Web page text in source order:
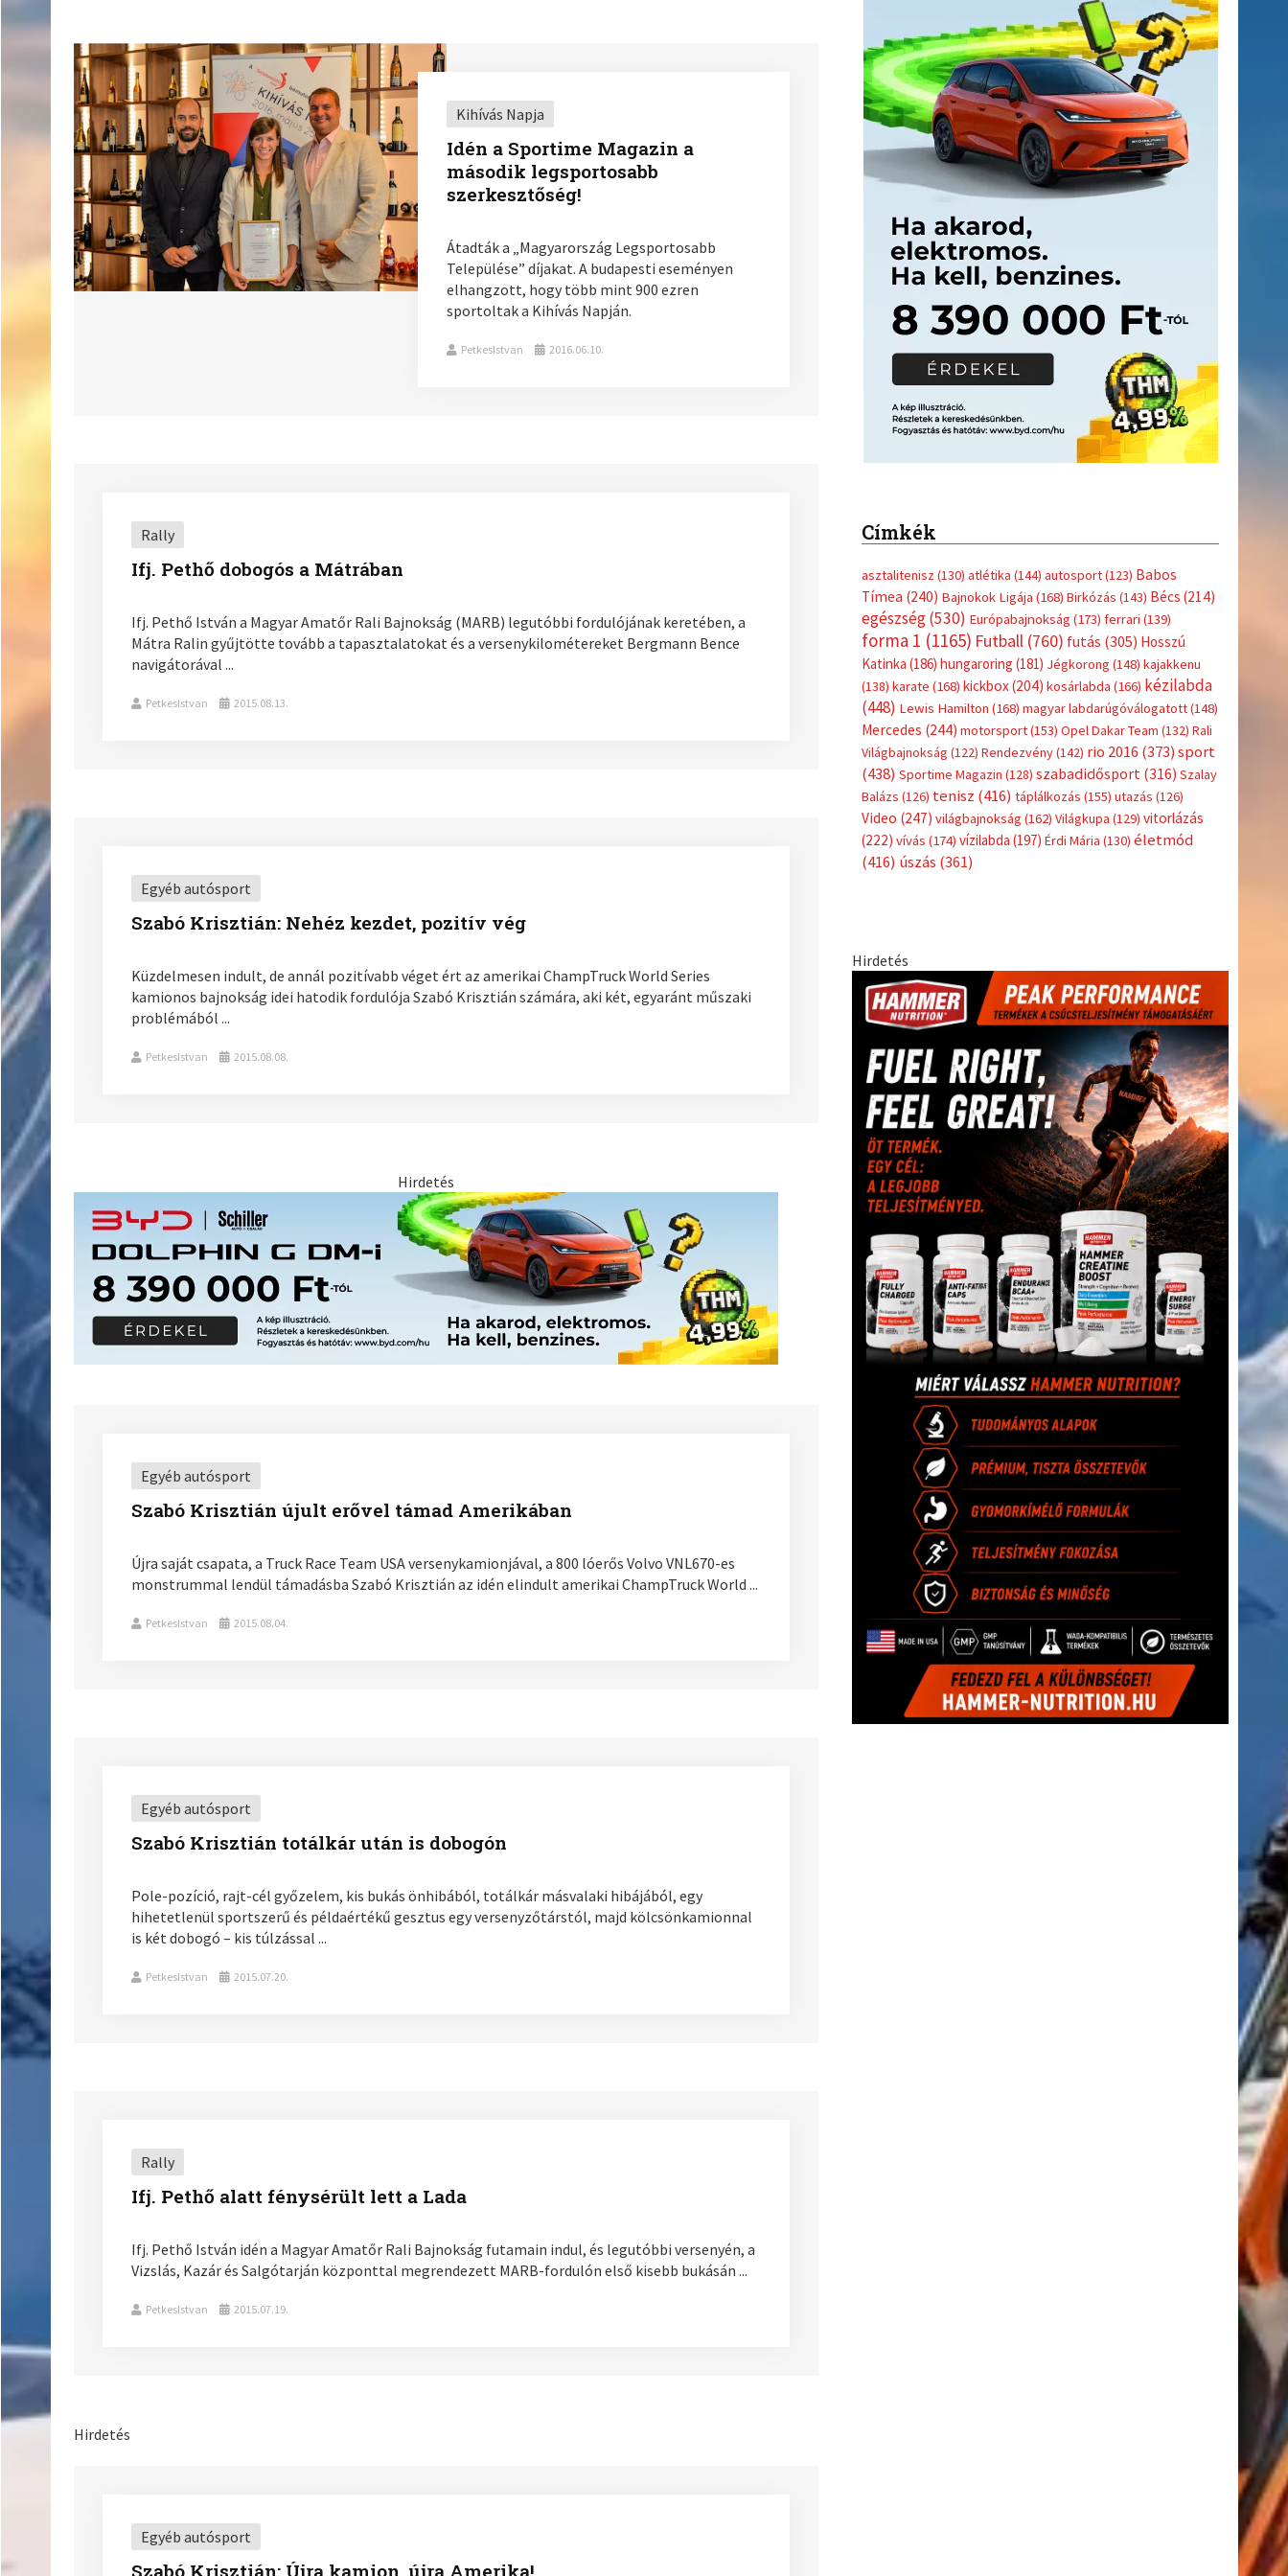
Kihívás Napja
Idén a Sportime Magazin a
második legsportosabb
szerkesztőség!
Átadták a „Magyarország Legsportosabb
Települése” díjakat. A budapesti eseményen
elhangzott, hogy több mint 900 ezren
sportoltak a Kihívás Napján.
PetkesIstvan 2016.06.10.
Rally
Ifj. Pethő dobogós a Mátrában
Ifj. Pethő István a Magyar Amatőr Rali Bajnokság (MARB) legutóbbi fordulójának keretében, a
Mátra Ralin gyűjtötte tovább a tapasztalatokat és a versenykilométereket Bergmann Bence
navigátorával ...
PetkesIstvan 2015.08.13.
Egyéb autósport
Szabó Krisztián: Nehéz kezdet, pozitív vég
Küzdelmesen indult, de annál pozitívabb véget ért az amerikai ChampTruck World Series
kamionos bajnokság idei hatodik fordulója Szabó Krisztián számára, aki két, egyaránt műszaki
problémából ...
PetkesIstvan 2015.08.08.
Hirdetés
Egyéb autósport
Szabó Krisztián újult erővel támad Amerikában
Újra saját csapata, a Truck Race Team USA versenykamionjával, a 800 lóerős Volvo VNL670-es
monstrummal lendül támadásba Szabó Krisztián az idén elindult amerikai ChampTruck World ...
PetkesIstvan 2015.08.04.
Egyéb autósport
Szabó Krisztián totálkár után is dobogón
Pole-pozíció, rajt-cél győzelem, kis bukás önhibából, totálkár másvalaki hibájából, egy
hihetetlenül sportszerű és példaértékű gesztus egy versenyzőtárstól, majd kölcsönkamionnal
is két dobogó – kis túlzással ...
PetkesIstvan 2015.07.20.
Rally
Ifj. Pethő alatt fénysérült lett a Lada
Ifj. Pethő István idén a Magyar Amatőr Rali Bajnokság futamain indul, és legutóbbi versenyén, a
Vizslás, Kazár és Salgótarján központtal megrendezett MARB-fordulón első kisebb bukásán ...
PetkesIstvan 2015.07.19.
Hirdetés
Egyéb autósport
Szabó Krisztián: Újra kamion, újra Amerika!
Címkék
asztalitenisz (130) atlétika (144) autosport(123) Babos
Tímea (240) Bajnokok Ligája (168) Birkózás (143) Bécs (214)
egészség(530) Európabajnokság (173) ferrari (139)
forma 1 (1165) Futball (760) futás (305) Hosszú
Katinka (186) hungaroring (181) Jégkorong (148) kajakkenu
(138) karate (168) kickbox(204) kosárlabda (166) kézilabda
(448) Lewis Hamilton (168) magyar labdarúgóválogatott(148)
Mercedes (244) motorsport(153) Opel Dakar Team (132) Rali
Világbajnokság (122) Rendezvény(142) rio 2016 (373) sport
(438) Sportime Magazin (128) szabadidősport (316) Szalay
Balázs (126) tenisz (416) táplálkozás (155) utazás (126)
Video (247) világbajnokság (162) Világkupa (129) vitorlázás
(222) vívás (174) vízilabda (197) Érdi Mária (130) életmód
(416) úszás (361)
Hirdetés